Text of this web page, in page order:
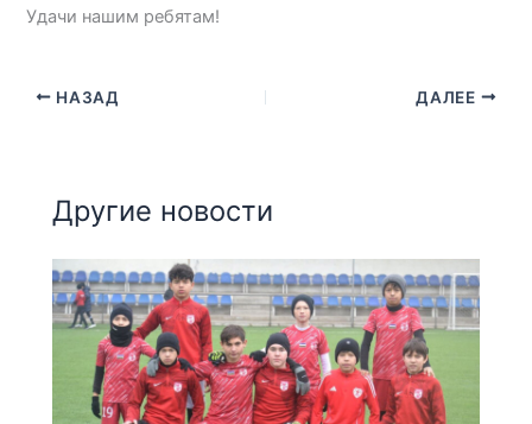
Удачи нашим ребятам!
НАЗАД ДАЛЕЕ
Другие новости